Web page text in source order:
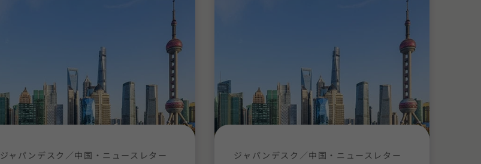
ジャパンデスク／中国・ニュースレター ジャパンデスク／中国・ニュースレター